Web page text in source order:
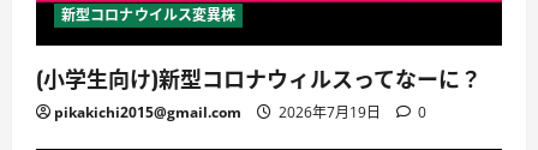
新型コロナウイルス変異株
(小学生向け)新型コロナウィルスってなーに？
pikakichi2015@gmail.com 2026年7月19日 0